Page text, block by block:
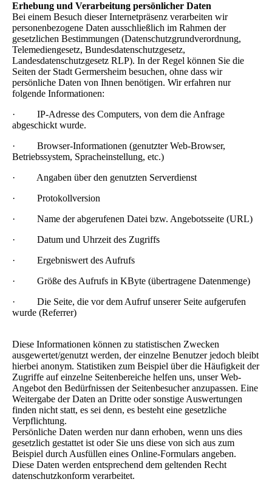
Erhebung und Verarbeitung persönlicher Daten
Bei einem Besuch dieser Internetpräsenz verarbeiten wir
personenbezogene Daten ausschließlich im Rahmen der
gesetzlichen Bestimmungen (Datenschutzgrundverordnung,
Telemediengesetz, Bundesdatenschutzgesetz,
Landesdatenschutzgesetz RLP). In der Regel können Sie die
Seiten der Stadt Germersheim besuchen, ohne dass wir
persönliche Daten von Ihnen benötigen. Wir erfahren nur
folgende Informationen:
· IP-Adresse des Computers, von dem die Anfrage
abgeschickt wurde.
· Browser-Informationen (genutzter Web-Browser,
Betriebssystem, Spracheinstellung, etc.)
· Angaben über den genutzten Serverdienst
· Protokollversion
· Name der abgerufenen Datei bzw. Angebotsseite (URL)
· Datum und Uhrzeit des Zugriffs
· Ergebniswert des Aufrufs
· Größe des Aufrufs in KByte (übertragene Datenmenge)
· Die Seite, die vor dem Aufruf unserer Seite aufgerufen
wurde (Referrer)
Diese Informationen können zu statistischen Zwecken
ausgewertet/genutzt werden, der einzelne Benutzer jedoch bleibt
hierbei anonym. Statistiken zum Beispiel über die Häufigkeit der
Zugriffe auf einzelne Seitenbereiche helfen uns, unser Web-
Angebot den Bedürfnissen der Seitenbesucher anzupassen. Eine
Weitergabe der Daten an Dritte oder sonstige Auswertungen
finden nicht statt, es sei denn, es besteht eine gesetzliche
Verpflichtung.
Persönliche Daten werden nur dann erhoben, wenn uns dies
gesetzlich gestattet ist oder Sie uns diese von sich aus zum
Beispiel durch Ausfüllen eines Online-Formulars angeben.
Diese Daten werden entsprechend dem geltenden Recht
datenschutzkonform verarbeitet.